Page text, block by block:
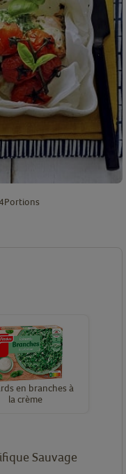
4Portions
en branches à
la crème
Sauvage